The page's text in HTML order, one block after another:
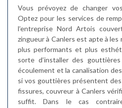
Vous prévoyez de changer
Optez pour les services de
l’entreprise Nord Artois
zingueur à Canlers est apte à les
plus performants et plus
sorte d’installer des
écoulement et la canalisation
si vos gouttières présentent
fissures, couvreur à Canlers
suffit. Dans le cas